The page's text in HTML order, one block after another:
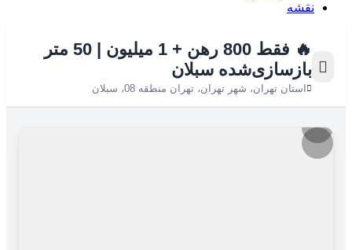
نقشه
🔥 فقط 800 رهن + 1 میلیون | 50 متر
بازسازی‌شده سبلان
استان تهران، شهر تهران، تهران منطقه 08، سبلان